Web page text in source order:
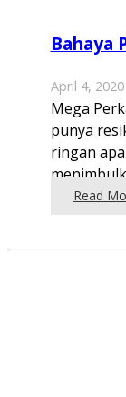
Bahaya
April 4, 2020
Mega
punya
ringan
Read